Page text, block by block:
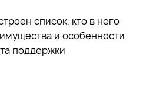
список, кто в него
и особенности
поддержки